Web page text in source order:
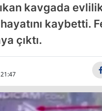
kavgada evlilik
kaybetti.
çıktı.